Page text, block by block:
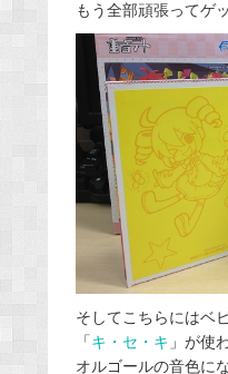
もう全部頑張ってゲ
そしてこちらにはベ
「キ・セ・キ 」が使
オルゴールの音色に